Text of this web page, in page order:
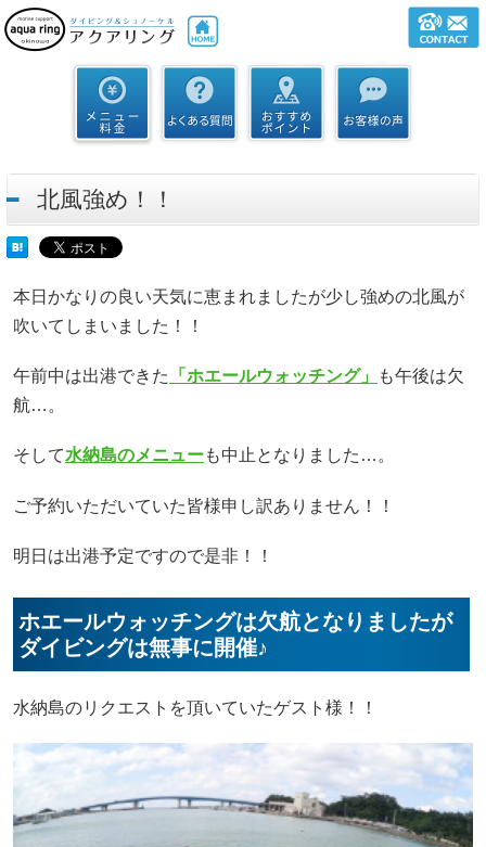
北風強め！！
本日かなりの良い天気に恵まれましたが少し強めの北風が
吹いてしまいました！！
午前中は出港できた 「ホエールウォッチング」
も午後は欠
航…。
そして水納島のメニューも中止となりました…。
ご予約いただいていた皆様申し訳ありません！！
明日は出港予定ですので是非！！
ホエールウォッチングは欠航となりましたが
ダイビングは無事に開催♪
水納島のリクエストを頂いていたゲスト様！！